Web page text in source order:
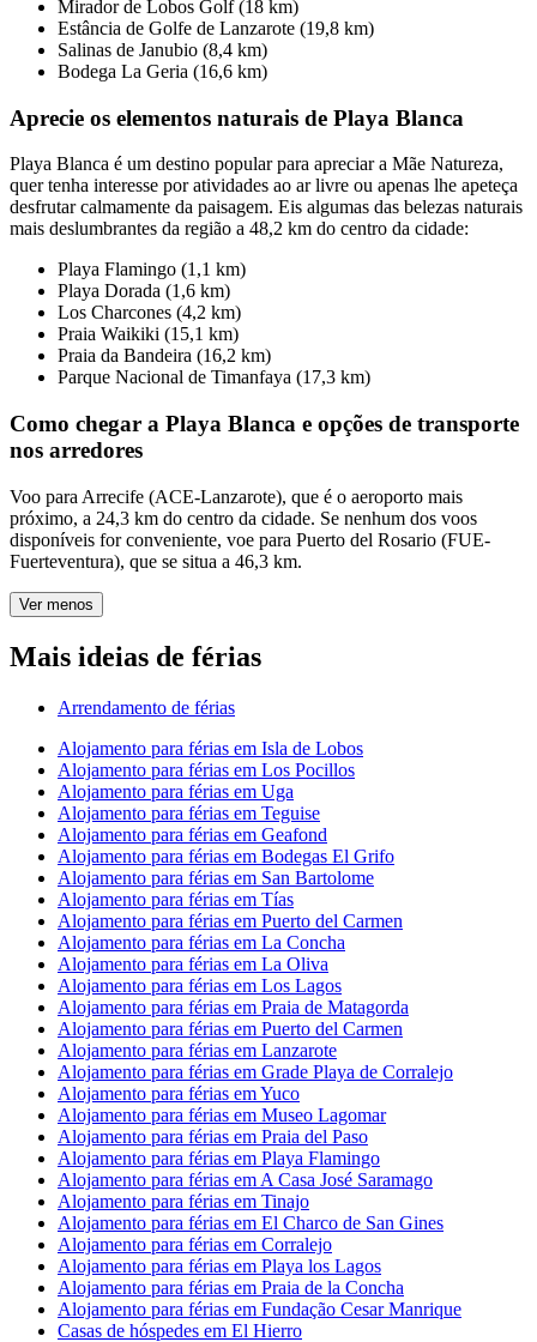
Mirador de Lobos Golf (18 km)
Estância de Golfe de Lanzarote (19,8 km)
Salinas de Janubio (8,4 km)
Bodega La Geria (16,6 km)
Aprecie os elementos naturais de Playa Blanca
Playa Blanca é um destino popular para apreciar a Mãe Natureza,
quer tenha interesse por atividades ao ar livre ou apenas lhe apeteça
desfrutar calmamente da paisagem. Eis algumas das belezas naturais
mais deslumbrantes da região a 48,2 km do centro da cidade:
Playa Flamingo (1,1 km)
Playa Dorada (1,6 km)
Los Charcones (4,2 km)
Praia Waikiki (15,1 km)
Praia da Bandeira (16,2 km)
Parque Nacional de Timanfaya (17,3 km)
Como chegar a Playa Blanca e opções de transporte
nos arredores
Voo para Arrecife (ACE-Lanzarote), que é o aeroporto mais
próximo, a 24,3 km do centro da cidade. Se nenhum dos voos
disponíveis for conveniente, voe para Puerto del Rosario (FUE-
Fuerteventura), que se situa a 46,3 km.
Ver menos
Mais ideias de férias
Arrendamento de férias
Alojamento para férias em Isla de Lobos
Alojamento para férias em Los Pocillos
Alojamento para férias em Uga
Alojamento para férias em Teguise
Alojamento para férias em Geafond
Alojamento para férias em Bodegas El Grifo
Alojamento para férias em San Bartolome
Alojamento para férias em Tías
Alojamento para férias em Puerto del Carmen
Alojamento para férias em La Concha
Alojamento para férias em La Oliva
Alojamento para férias em Los Lagos
Alojamento para férias em Praia de Matagorda
Alojamento para férias em Puerto del Carmen
Alojamento para férias em Lanzarote
Alojamento para férias em Grade Playa de Corralejo
Alojamento para férias em Yuco
Alojamento para férias em Museo Lagomar
Alojamento para férias em Praia del Paso
Alojamento para férias em Playa Flamingo
Alojamento para férias em A Casa José Saramago
Alojamento para férias em Tinajo
Alojamento para férias em El Charco de San Gines
Alojamento para férias em Corralejo
Alojamento para férias em Playa los Lagos
Alojamento para férias em Praia de la Concha
Alojamento para férias em Fundação Cesar Manrique
Casas de hóspedes em El Hierro